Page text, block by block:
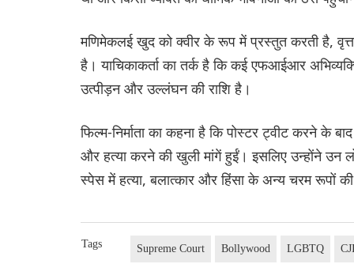
मणिमेकलई खुद को क्वीर के रूप में प्रस्तुत करती है,
है। याचिकाकर्ता का तर्क है कि कई एफआईआर
उत्पीड़न और उल्लंघन की राशि है।
फिल्म-निर्माता का कहना है कि पोस्टर ट्वीट करने के
और हत्या करने की खुली मांगें हुईं। इसलिए उन्होंने उन
स्पेस में हत्या, बलात्कार और हिंसा के अन्य चरम रूपों
Tags Supreme Court Bollywood LGBTQ